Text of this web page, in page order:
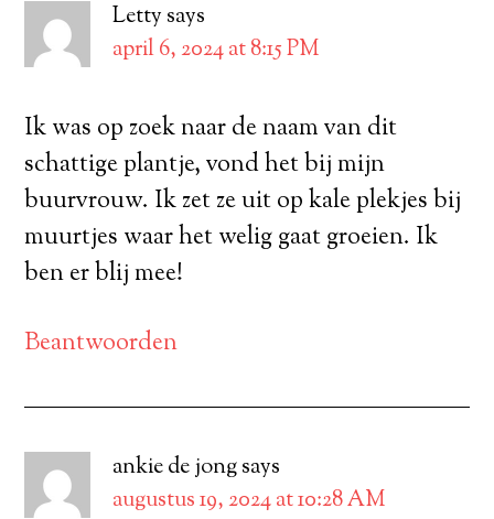
Letty says
april 6, 2024 at 8:15 PM
Ik was op zoek naar de naam van dit
schattige plantje, vond het bij mijn
buurvrouw. Ik zet ze uit op kale plekjes bij
muurtjes waar het welig gaat groeien. Ik
ben er blij mee!
Beantwoorden
ankie de jongsays
augustus 19, 2024 at 10:28 AM